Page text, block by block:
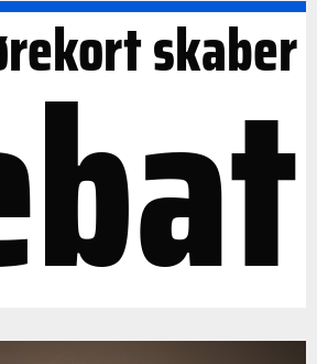
skaber